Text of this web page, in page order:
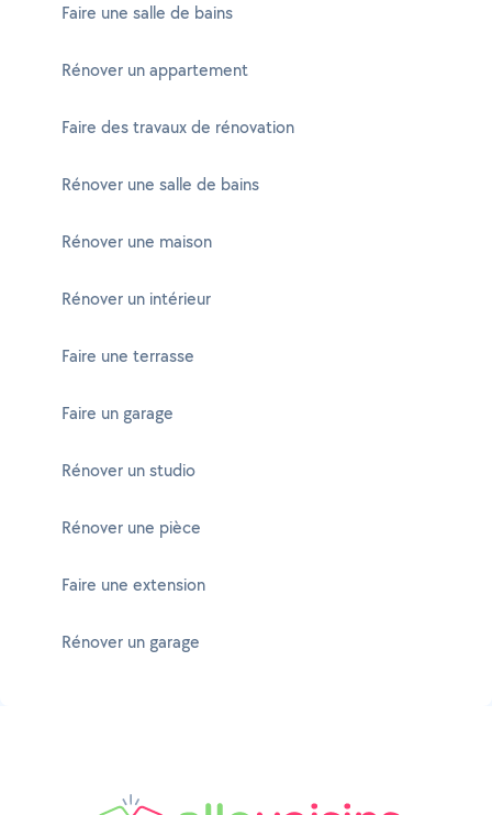
Faire une salle de bains
Rénover un appartement
Faire des travaux de rénovation
Rénover une salle de bains
Rénover une maison
Rénover un intérieur
Faire une terrasse
Faire un garage
Rénover un studio
Rénover une pièce
Faire une extension
Rénover un garage